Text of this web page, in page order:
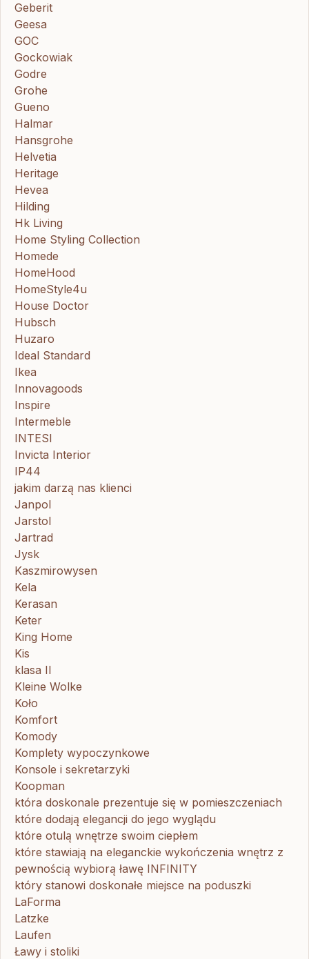
Geberit
Geesa
GOC
Gockowiak
Godre
Grohe
Gueno
Halmar
Hansgrohe
Helvetia
Heritage
Hevea
Hilding
Hk Living
Home Styling Collection
Homede
HomeHood
HomeStyle4u
House Doctor
Hubsch
Huzaro
Ideal Standard
Ikea
Innovagoods
Inspire
Intermeble
INTESI
Invicta Interior
IP44
jakim darzą nas klienci
Janpol
Jarstol
Jartrad
Jysk
Kaszmirowysen
Kela
Kerasan
Keter
King Home
Kis
klasa II
Kleine Wolke
Koło
Komfort
Komody
Komplety wypoczynkowe
Konsole i sekretarzyki
Koopman
która doskonale prezentuje się w pomieszczeniach
które dodają elegancji do jego wyglądu
które otulą wnętrze swoim ciepłem
które stawiają na eleganckie wykończenia wnętrz z
pewnością wybiorą ławę INFINITY
który stanowi doskonałe miejsce na poduszki
LaForma
Latzke
Laufen
Ławy i stoliki